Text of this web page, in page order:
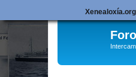
Xenealoxía.org